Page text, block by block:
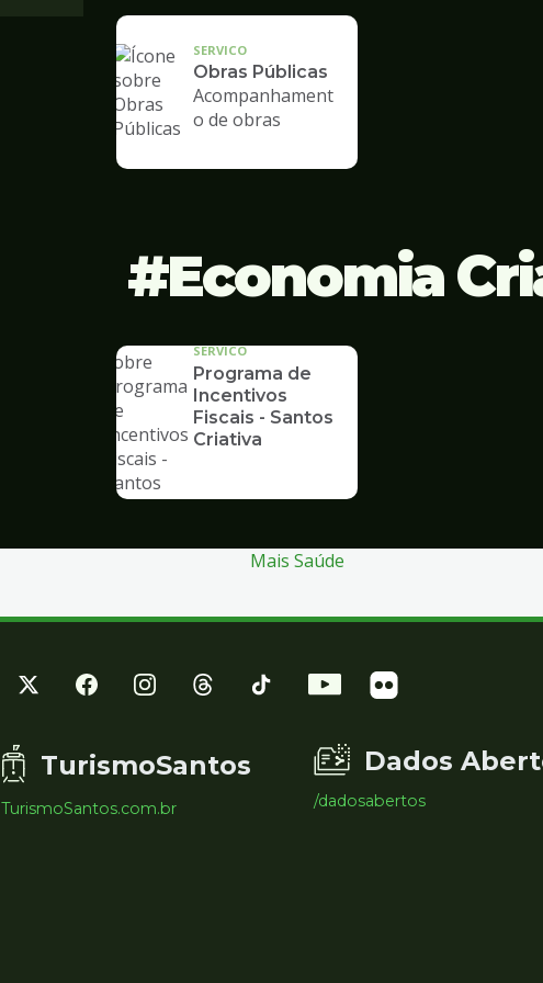
SERVICO
Obras Públicas
Acompanhament
o de obras
Economia
SERVICO
Programa de
Incentivos
Fiscais - Santos
Criativa
Mais Saúde
TurismoSantos
TurismoSantos.com.br
Dados
/dadosabertos